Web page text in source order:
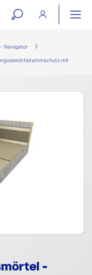
open
form
Navigator
mit
-